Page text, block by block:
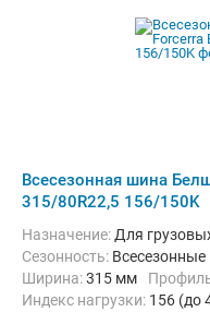
Всесезонная шина
315/80R22,5 156/150K
Назначение: Для
Сезонность: Всесезонные
Ширина:315 мм
Индекс нагрузки: 156 (до